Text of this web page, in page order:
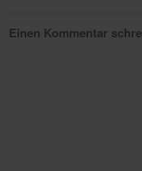
Einen Kommentar